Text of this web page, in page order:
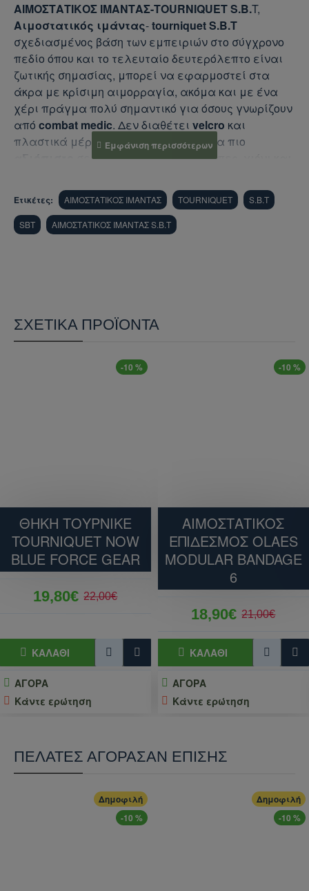
ΑΙΜΟΣΤΑΤΙΚΟΣ ΙΜΑΝΤΑΣ-TOURNIQUET S.B.T,
Αιμοστατικός ιμάντας-tourniquet S.B.T
σχεδιασμένος βάση των εμπειριών στο σύγχρονο
πεδίο όπου και το τελευταίο δευτερόλεπτο είναι
ζωτικής σημασίας, μπορεί να εφαρμοστεί στα
άκρα με κρίσιμη αιμορραγία, ακόμα και με ένα
χέρι πράγμα πολύ σημαντικό για όσους γνωρίζουν
από combat medic. Δεν διαθέτει velcro και
πλαστικά μέρη καθιστώντας το ακόμα πιο
σε περιβάλλον όπως λάσπες, χιόνι και
θερμοκρασίας και της έκθεσης στον ήλιο οι οποίες
καταπονούν μηχανικά τα υλικά. Το σύστημα
σύσφιξης τουιμάνταείναι κατασκευασμένο από
Κάθε S.B.T τουρνικέ ακολουθείται από
πιστοποιητικό ελέγχου και πιστοποίησης
Ετικέτες: ΑΙΜΟΣΤΑΤΙΚΟΣ ΙΜΑΝΤΑΣ TOURNIQUET S.B.T
SBT ΑΙΜΟΣΤΑΤΙΚΟΣ ΙΜΑΝΤΑΣ S.B.T
ΣΧΕΤΙΚΆ ΠΡΟΪΌΝΤΑ
-10 %
ΘΗΚΗ ΤΟΥΡΝΙΚΕ
TOURNIQUET NOW
BLUE FORCE GEAR
19,80€ 22,00€
ΚΑΛΆΘΙ
ΑΓΟΡΑ
Κάντε ερώτηση
-10 %
ΑΙΜΟΣΤΑΤΙΚΟΣ
ΕΠΙΔΕΣΜΟΣ OLAES
MODULAR BANDAGE
6
18,90€ 21,00€
ΚΑΛΆΘΙ
ΑΓΟΡΑ
Κάντε ερώτηση
ΠΕΛΆΤΕΣ ΑΓΌΡΑΣΑΝ ΕΠΊΣΗΣ
Δημοφιλή
-10 %
Δημοφιλή
-10 %